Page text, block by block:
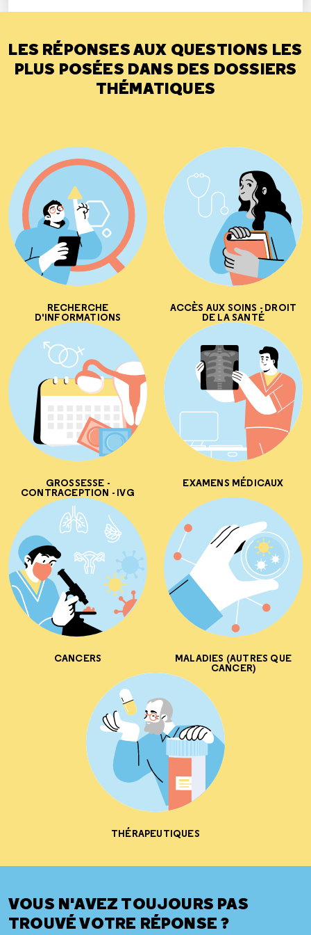
LES RÉPONSES AUX QUESTIONS LES
PLUS POSÉES DANS DES DOSSIERS
THÉMATIQUES
RECHERCHE
D'INFORMATIONS
ACCÈS AUX SOINS - DROIT
DE LA SANTÉ
GROSSESSE -
CONTRACEPTION - IVG
EXAMENS MÉDICAUX
CANCERS MALADIES (AUTRES QUE
CANCER)
THÉRAPEUTIQUES
VOUS N'AVEZ TOUJOURS PAS
TROUVÉ VOTRE RÉPONSE ?